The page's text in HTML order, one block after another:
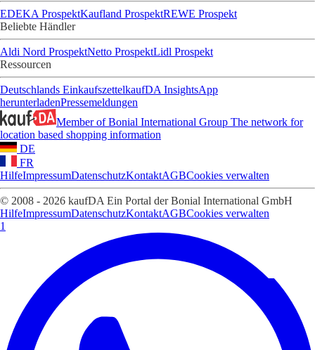
EDEKA ProspektKaufland ProspektREWE Prospekt
Beliebte Händler
Aldi Nord ProspektNetto ProspektLidl Prospekt
Ressourcen
Deutschlands EinkaufszettelkaufDA InsightsApp
herunterladenPressemeldungen
Member of Bonial International Group The network for
location based shopping information
DE
FR
HilfeImpressumDatenschutzKontaktAGBCookies verwalten
© 2008 - 2026 kaufDA Ein Portal der Bonial International GmbH
HilfeImpressumDatenschutzKontaktAGBCookies verwalten
1